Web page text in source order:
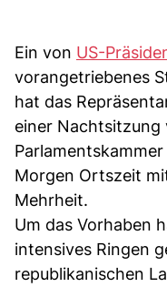
Ein von US-
vorangetriebenes
hat das
einer Nachtsitzung
Parlamentskammer
Morgen Ortszeit
Mehrheit.
Um das Vorhaben
intensives Ringen
republikanischen